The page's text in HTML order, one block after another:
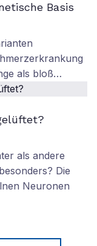
Basis
als bloß…
als andere
Die
Neuronen